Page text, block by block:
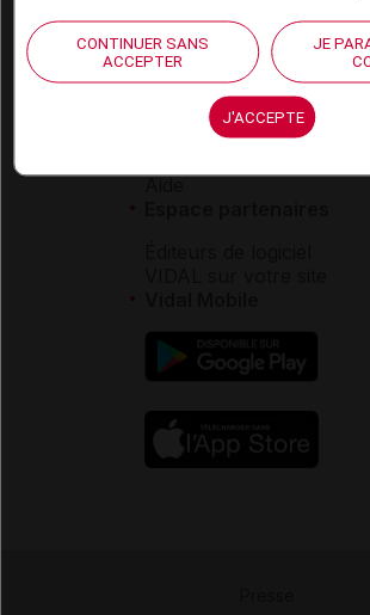
Charte éthique et
déontologique
Service client
Aide
CONTINUER SANS
ACCEPTER
JE
J'ACCEPTE